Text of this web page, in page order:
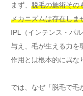
まず、 脱毛の施術その
メカニズムは存在しま
IPL（インテンス・パ
与え、毛が生える力を
作用とは根本的に異な
では、なぜ「脱毛で毛